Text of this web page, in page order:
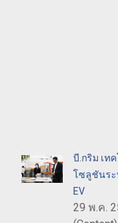
บี.กริม เท
โซลูชันระ
EV
29 พ.ค.